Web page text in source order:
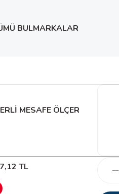
BULMARKALAR
MESAFE ÖLÇER
TL